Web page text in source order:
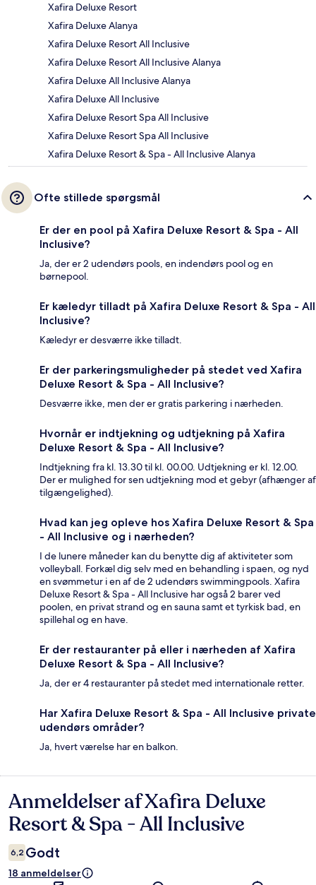
Xafira Deluxe Resort
Xafira Deluxe Alanya
Xafira Deluxe Resort All Inclusive
Xafira Deluxe Resort All Inclusive Alanya
Xafira Deluxe All Inclusive Alanya
Xafira Deluxe All Inclusive
Xafira Deluxe Resort Spa All Inclusive
Xafira Deluxe Resort Spa All Inclusive
Xafira Deluxe Resort & Spa - All Inclusive Alanya
Ofte stillede spørgsmål
Er der en pool på Xafira Deluxe Resort & Spa - All
Inclusive?
Ja, der er 2 udendørs pools, en indendørs pool og en
børnepool.
Er kæledyr tilladt på Xafira Deluxe Resort & Spa - All
Inclusive?
Kæledyr er desværre ikke tilladt.
Er der parkeringsmuligheder på stedet ved Xafira
Deluxe Resort & Spa - All Inclusive?
Desværre ikke, men der er gratis parkering i nærheden.
Hvornår er indtjekning og udtjekning på Xafira
Deluxe Resort & Spa - All Inclusive?
Indtjekning fra kl. 13.30 til kl. 00.00. Udtjekning er kl. 12.00.
Der er mulighed for sen udtjekning mod et gebyr (afhænger af
tilgængelighed).
Hvad kan jeg opleve hos Xafira Deluxe Resort & Spa
- All Inclusive og i nærheden?
I de lunere måneder kan du benytte dig af aktiviteter som
volleyball. Forkæl dig selv med en behandling i spaen, og nyd
en svømmetur i en af de 2 udendørs swimmingpools. Xafira
Deluxe Resort & Spa - All Inclusive har også 2 barer ved
poolen, en privat strand og en sauna samt et tyrkisk bad, en
spillehal og en have.
Er der restauranter på eller i nærheden af Xafira
Deluxe Resort & Spa - All Inclusive?
Ja, der er 4 restauranter på stedet med internationale retter.
Har Xafira Deluxe Resort & Spa - All Inclusive private
udendørs områder?
Ja, hvert værelse har en balkon.
Anmeldelser
Anmeldelser af Xafira Deluxe
Resort & Spa - All Inclusive
6,2 Godt
18 anmeldelser